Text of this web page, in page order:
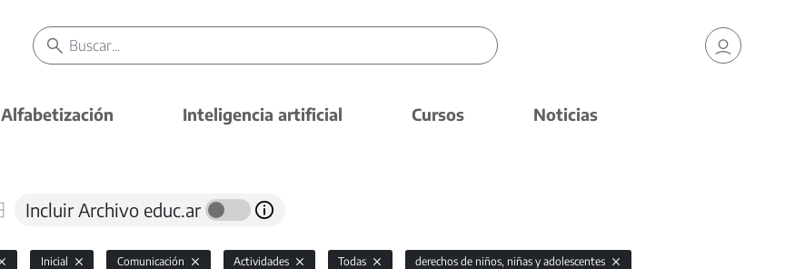
Alfabetización Inteligencia artificial Cursos Noticias
Incluir Archivo educ.ar
Inicial Comunicación Actividades Todas derechos de niños, niñas y adolescentes